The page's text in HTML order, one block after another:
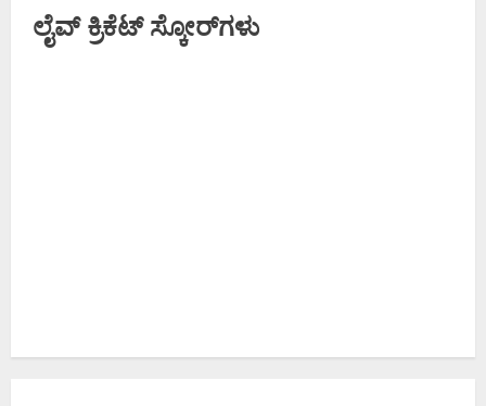
ಲೈವ್ ಕ್ರಿಕೆಟ್ ಸ್ಕೋರ್‌ಗಳು